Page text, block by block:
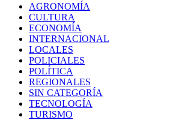
AGRONOMÍA
CULTURA
ECONOMÍA
INTERNACIONAL
LOCALES
POLICIALES
POLÍTICA
REGIONALES
SIN CATEGORÍA
TECNOLOGÍA
TURISMO